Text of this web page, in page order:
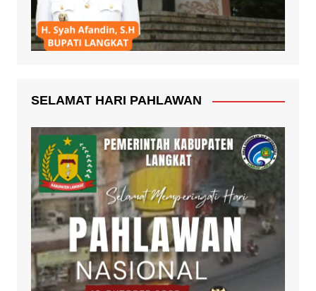
SELAMAT HARI PAHLAWAN